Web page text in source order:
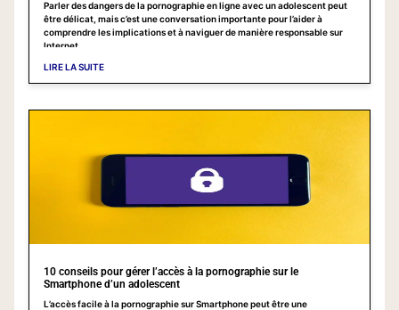
Parler des dangers de la pornographie en ligne avec un adolescent peut
être délicat, mais c’est une conversation importante pour l’aider à
comprendre les implications et à naviguer de manière responsable sur
Internet.
LIRE LA SUITE
10 conseils pour gérer l’accès à la pornographie sur le
Smartphone d’un adolescent
L’accès facile à la pornographie sur Smartphone peut être une